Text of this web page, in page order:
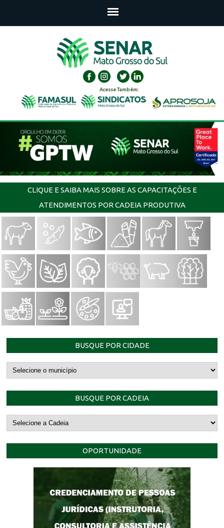
Acesse Também:
CLIQUE E SAIBA MAIS SOBRE AS CAPACITAÇÕES E
ATENDIMENTOS POR CADEIA PRODUTIVA
BUSQUE POR CIDADE
BUSQUE POR CADEIA
OPORTUNIDADE